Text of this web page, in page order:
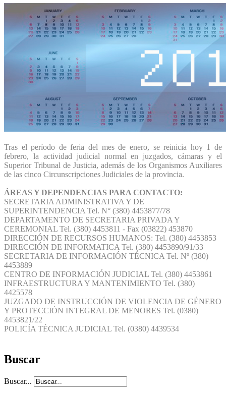
Tras el período de feria del mes de enero, se reinicia hoy 1 de
febrero, la actividad judicial normal en juzgados, cámaras y el
Superior Tribunal de Justicia, además de los Organismos Auxiliares
de las cinco Circunscripciones Judiciales de la provincia.
ÁREAS Y DEPENDENCIAS PARA CONTACTO:
SECRETARIA ADMINISTRATIVA Y DE
SUPERINTENDENCIA Tel. N° (380) 4453877/78
DEPARTAMENTO DE SECRETARIA PRIVADA Y
CEREMONIAL Tel. (380) 4453811 - Fax (03822) 453870
DIRECCIÓN DE RECURSOS HUMANOS: Tel. (380) 4453853
DIRECCIÓN DE INFORMATICA Tel. (380) 4453890/91/33
SECRETARIA DE INFORMACIÓN TÉCNICA Tel. Nº (380)
4453889
CENTRO DE INFORMACIÓN JUDICIAL Tel. (380) 4453861
INFRAESTRUCTURA Y MANTENIMIENTO Tel. (380)
4425578
JUZGADO DE INSTRUCCIÓN DE VIOLENCIA DE GÉNERO
Y PROTECCIÓN INTEGRAL DE MENORES Tel. (0380)
4453821/22
POLICÍA TÉCNICA JUDICIAL Tel. (0380) 4439534
Buscar
Buscar...